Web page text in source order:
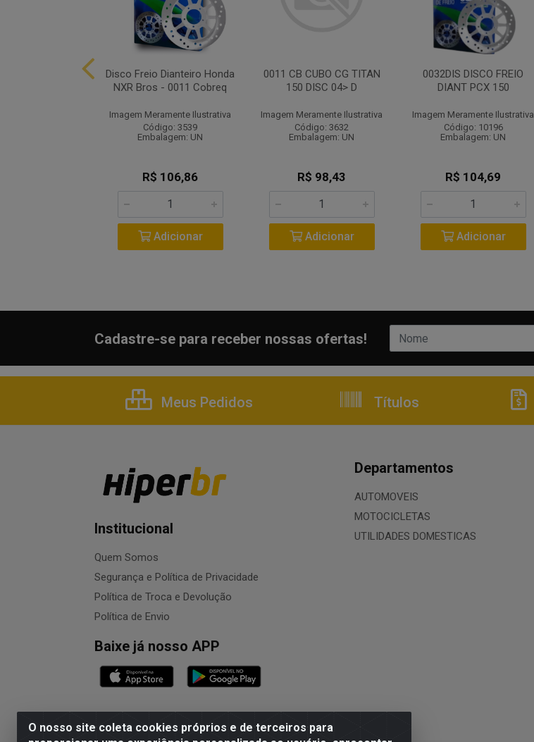
Disco Freio Dianteiro Honda
NXR Bros - 0011 Cobreq
Imagem Meramente Ilustrativa
Código: 3539
Embalagem: UN
R$ 106,86
Adicionar
0011 CB CUBO CG TITAN
150 DISC 04> D
Imagem Meramente Ilustrativa
Código: 3632
Embalagem: UN
R$ 98,43
Adicionar
0032DIS DISCO FREIO
DIANT PCX 150
Imagem Meramente Ilustrativa
Código: 10196
Embalagem: UN
R$ 104,69
Adicionar
O nosso site coleta cookies próprios e de terceiros para
Cadastre-se para receber nossas ofertas!
Meus Pedidos Títulos
Institucional
Quem Somos
Segurança e Política de Privacidade
Política de Troca e Devolução
Política de Envio
Baixe já nosso APP
Departamentos
AUTOMOVEIS
MOTOCICLETAS
UTILIDADES DOMESTICAS